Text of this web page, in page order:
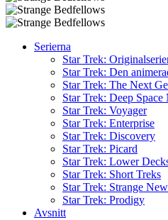
Serierna
Star Trek:
Star Trek: Den
Star Trek: The Next
Star Trek: Deep Space
Star Trek: Voyager
Star Trek: Enterprise
Star Trek: Discovery
Star Trek: Picard
Star Trek: Lower
Star Trek: Short Treks
Star Trek: Strange
Star Trek: Prodigy
Avsnitt